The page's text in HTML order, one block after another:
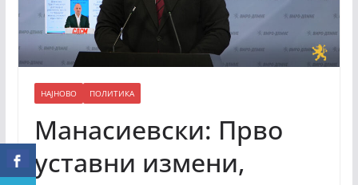
НАЈНОВО ПОЛИТИКА
Манасиевски: Прво
уставни измени,